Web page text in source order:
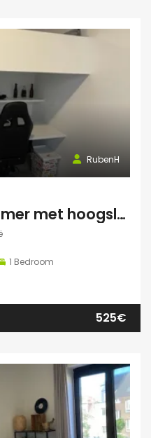
RubenH
Mooie studentenkamer met hoogslaper en grote gemeenschappelijke ruimte/terras in Campus Eilandje
1 Bedroom
525€